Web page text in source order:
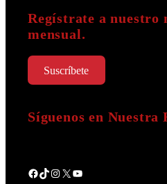
Regístrate a nuestro
mensual.
Suscríbete
Síguenos en Nuestra
Facebook
TikTok
Instagram
X YouTube